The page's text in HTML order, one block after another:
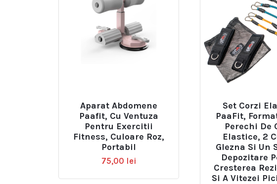
Aparat Abdomene
Paafit, Cu Ventuza
Pentru Exercitii
Fitness, Culoare Roz,
Portabil
75,00 lei
Set Corzi
PaaFit,
Perechi De
Elastice, 2
Glezna Si Un
Depozitare
Cresterea
Si A Vitezei